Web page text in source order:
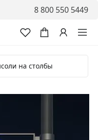
8 800 550 5449
на столбы